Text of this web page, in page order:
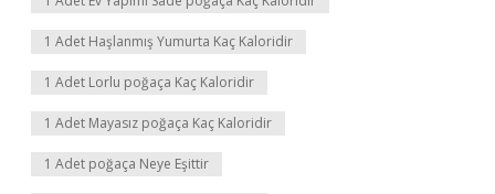
1 Adet Haşlanmış Yumurta Kaç Kaloridir
1 Adet Lorlu poğaça Kaç Kaloridir
1 Adet Mayasız poğaça Kaç Kaloridir
1 Adet poğaça Neye Eşittir